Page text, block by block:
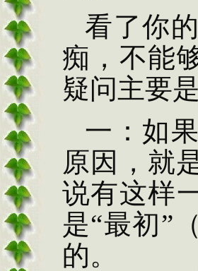
看了你
痴，不能
疑问主要是
一：如
原因，就
说有这样
是“最初”
的。